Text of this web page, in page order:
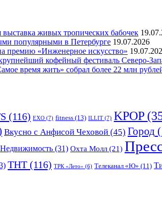
живых тропических бабочек
популярными в Петербурге 19.07.2026
премию «Инженерное искусство»
кофейный фестиваль Северо-
время жить» собрал более 22 млн
(116) EXO (7) fitness (13) ILLIT (7) KPOP
Вкусно с Анфисой Чеховой (45) Город
Недвижимость (31) Охта Молл (21)
ТНТ (116) ТРК «Лето» (6) Телеканал «Ю» (11)